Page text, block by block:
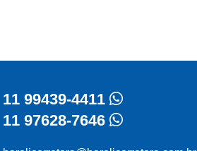
11 99439-4411
11 97628-7646